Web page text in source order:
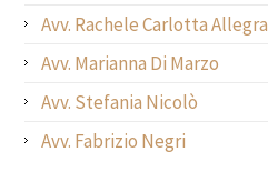
Avv. Rachele Carlotta Allegra
Avv. Marianna Di Marzo
Avv. Stefania Nicolò
Avv. Fabrizio Negri